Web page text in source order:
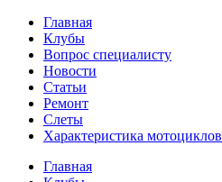
Перейти
содержимому
Главная
Клубы
Вопрос специалисту
Новости
Статьи
Ремонт
Слеты
Характеристика мотоциклов
Авто и мото сайт
Главная